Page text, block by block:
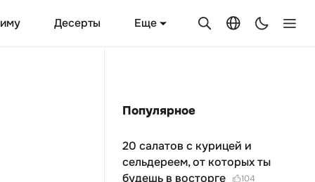
Десерты Еще
Популярное
20 салатов с курицей и
сельдереем, от которых ты
будешь в восторге
104